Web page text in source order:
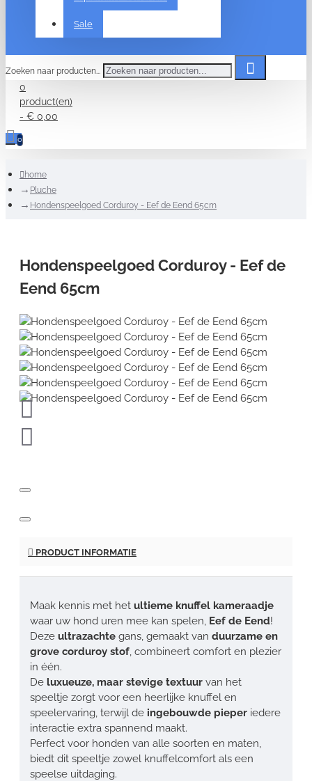
Sale
Zoeken naar producten...
0
product(en)
- € 0,00
0
home
Pluche
Hondenspeelgoed Corduroy - Eef de Eend 65cm
Hondenspeelgoed Corduroy - Eef de
Eend 65cm
PRODUCT INFORMATIE
Maak kennis met het ultieme knuffel kameraadje
waar uw hond uren mee kan spelen, Eef de Eend!
Deze ultrazachte gans, gemaakt van duurzame en
grove corduroy stof, combineert comfort en plezier
in één.
De luxueuze, maar stevige textuur van het
speeltje zorgt voor een heerlijke knuffel en
speelervaring, terwijl de ingebouwde pieper iedere
interactie extra spannend maakt.
Perfect voor honden van alle soorten en maten,
biedt dit speeltje zowel knuffelcomfort als een
speelse uitdaging.